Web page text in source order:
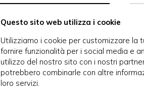
Questo sito web utilizza i cookie
Utilizziamo i cookie per customizzare la
fornire funzionalità per i social media e
utilizzo del nostro sito con i nostri
potrebbero combinarle con altre
loro servizi.